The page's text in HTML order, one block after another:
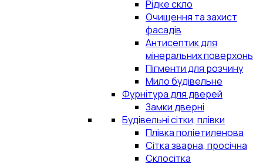
Рідке скло
Очищення та захист
фасадів
Антисептик для
мінеральних поверхонь
Пігменти для розчину
Мило будівельне
Фурнітура для дверей
Замки дверні
Будівельні сітки, плівки
Плівка поліетиленова
Сітка зварна, просічна
Склосітка